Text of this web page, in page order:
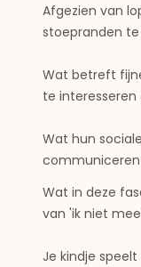
Afgezien van
stoepranden
Wat betreft
te interesseren
Wat hun
communiceren
Wat in deze
van 'ik niet
Je kindje